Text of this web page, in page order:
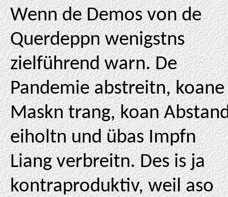
Wenn de Demos von de
Querdeppn wenigstns
zielführend warn. De
Pandemie abstreitn, koane
Maskn trang, koan
eiholtn und übas Impfn
Liang verbreitn. Des is ja
kontraproduktiv, weil aso